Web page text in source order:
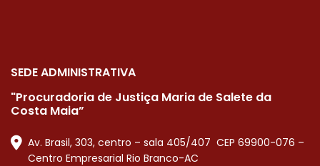
SEDE ADMINISTRATIVA
"Procuradoria de Justiça Maria de Salete da
Costa Maia”
Av. Brasil, 303, centro – sala 405/407 CEP 69900-076 –
Centro Empresarial Rio Branco-AC